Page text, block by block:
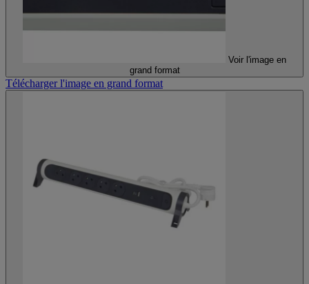
Voir l'image en
grand format
Télécharger l'image en grand format